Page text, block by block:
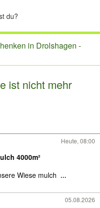
in Drolshagen -
ist nicht mehr
Heute, 08:00
4000m²
Wiese mulch ...
05.08.2026